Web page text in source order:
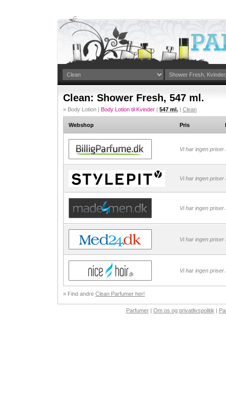
Clean: Shower Fresh, 547 ml.
» Body Lotion | Body Lotion til Kvinder | 547 ml. | Clean
Webshop Pris
Vi har ingen
Vi har ingen
Vi har ingen
Vi har ingen
Vi har ingen
» Find andre Clean Parfumer her!
Parfumer| Om os og privatlivspolitik |